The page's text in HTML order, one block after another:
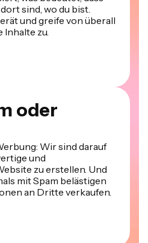
sind, wo du bist.
und greife von überall
Inhalte zu.
oder
Wir sind darauf
und
zu erstellen. Und
mit Spam belästigen
an Dritte verkaufen.